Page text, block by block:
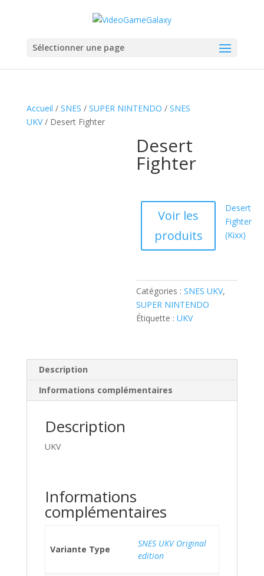
Sélectionner une page
Accueil / SNES / SUPER NINTENDO / SNES
UKV/ Desert Fighter
Desert
Fighter
Voir les
produits
Desert
Fighter
(Kixx)
Catégories :SNES UKV,
SUPER NINTENDO
Étiquette :UKV
Description
Informations complémentaires
Description
UKV
Informations
complémentaires
Variante Type
SNES UKV Original
edition